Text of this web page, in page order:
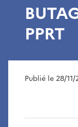
PPRT
Publié le 28/11/